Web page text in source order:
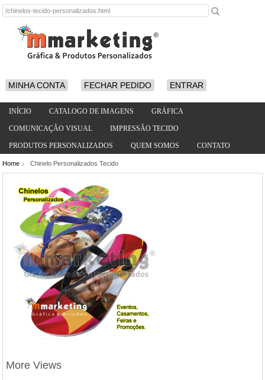
MINHA CONTA FECHAR PEDIDO ENTRAR
INÍCIO CATALOGO DE IMAGENS GRÁFICA
COMUNICAÇÃO VISUAL IMPRESSÃO TECIDO
PRODUTOS PERSONALIZADOS QUEM SOMOS CONTATO
Home Chinelo Personalizados Tecido
More Views